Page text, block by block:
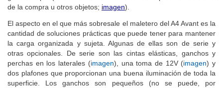
de la compra u otros objetos; imagen).
El aspecto en el que más sobresale el maletero del A4 Avant es la
cantidad de soluciones prácticas que puede tener para mantener
la carga organizada y sujeta. Algunas de ellas son de serie y
otras opcionales. De serie son las cintas elásticas, ganchos y
perchas en los laterales (imagen), una toma de 12V (imagen) y
dos plafones que proporcionan una buena iluminación de toda la
superficie. Los ganchos son pequeños (no se puede, por